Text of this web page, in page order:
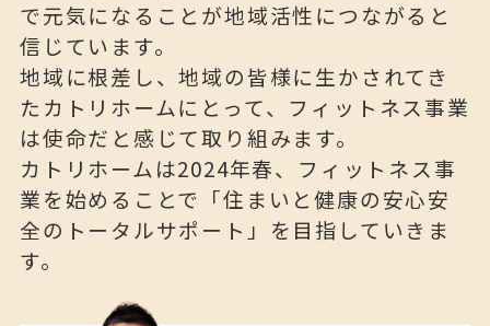
で元気になることが地域活性につながると
信じています。
地域に根差し、地域の皆様に生かされてき
たカトリホームにとって、フィットネス事業
は使命だと感じて取り組みます。
カトリホームは2024年春、フィットネス事
業を始めることで「住まいと健康の安心安
全のトータルサポート」を目指していきま
す。